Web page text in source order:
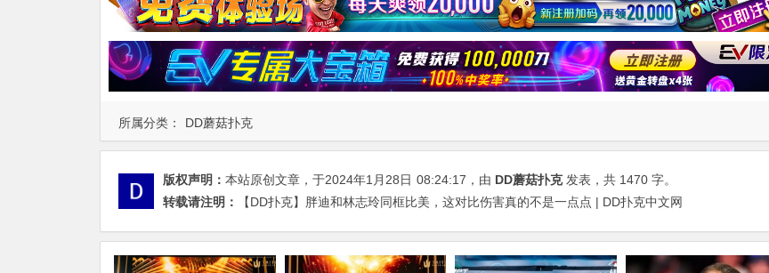
所属分类： DD蘑菇扑克
版权声明： 本站原创文章，于2024年1月28日 08:24:17 ，由 DD蘑菇扑克发表，共 1470 字。
转载请注明：
【DD扑克】胖迪和林志玲同框比美，这对比伤害真的不是一点点 | DD扑克中文网